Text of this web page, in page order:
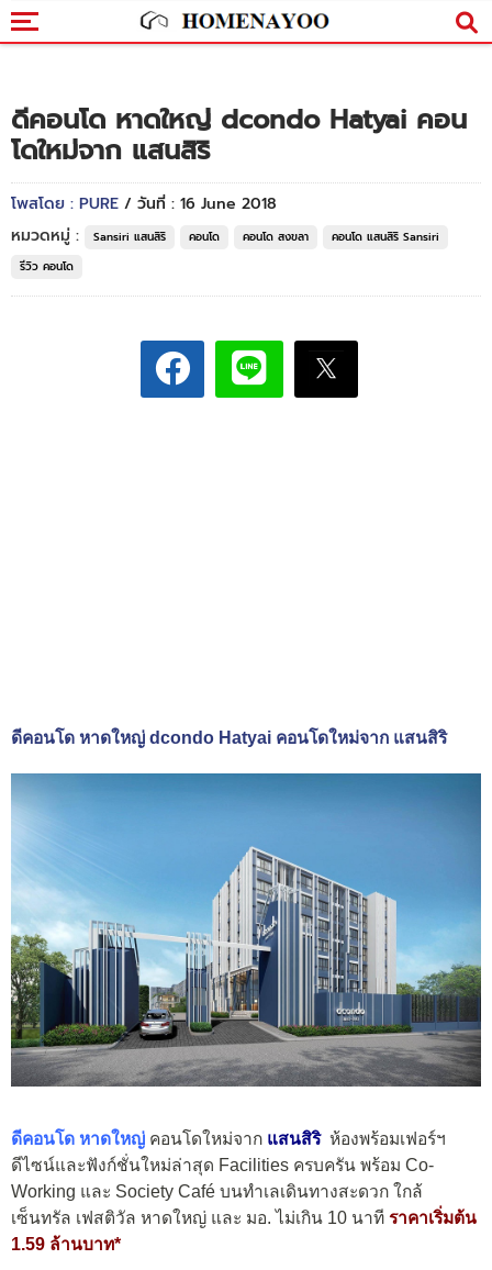
ดีคอนโด หาดใหญ่ dcondo Hatyai คอน
โดใหม่จาก แสนสิริ
โพสโดย : PURE / วันที่ : 16 June 2018
หมวดหมู่ :
Sansiri แสนสิริ คอนโด คอนโด สงขลา
คอนโด แสนสิริ Sansiri
รีวิว คอนโด
ดีคอนโด หาดใหญ่ dcondo Hatyai คอนโดใหม่จาก แสนสิริ
ดีคอนโด หาดใหญ่ คอนโดใหม่จาก แสนสิริ ห้องพร้อมเฟอร์ฯ
ดีไซน์และฟังก์ชั่นใหม่ล่าสุด Facilities ครบครัน พร้อม Co-
Working และ Society Café บนทำเลเดินทางสะดวก ใกล้
เซ็นทรัล เฟสติวัล หาดใหญ่ และ มอ. ไม่เกิน 10 นาที ราคาเริ่มต้น
1.59 ล้านบาท*